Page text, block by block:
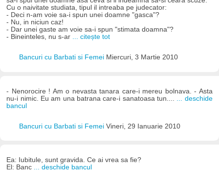
Cu o naivitate studiata, tipul il intreaba pe judecator:
- Deci n-am voie sa-i spun unei doamne "gasca"?
- Nu, in niciun caz!
- Dar unei gaste am voie sa-i spun "stimata doamna"?
- Bineinteles, nu s-ar
... citește tot
Bancuri cu Barbati si Femei Miercuri, 3 Martie 2010
- Nenorocire ! Am o nevasta tanara care-i mereu bolnava. - Asta
nu-i nimic. Eu am una batrana care-i sanatoasa tun....
... deschide
bancul
Bancuri cu Barbati si Femei Vineri, 29 Ianuarie 2010
Ea: Iubitule, sunt gravida. Ce ai vrea sa fie?
El: Banc ... deschide bancul